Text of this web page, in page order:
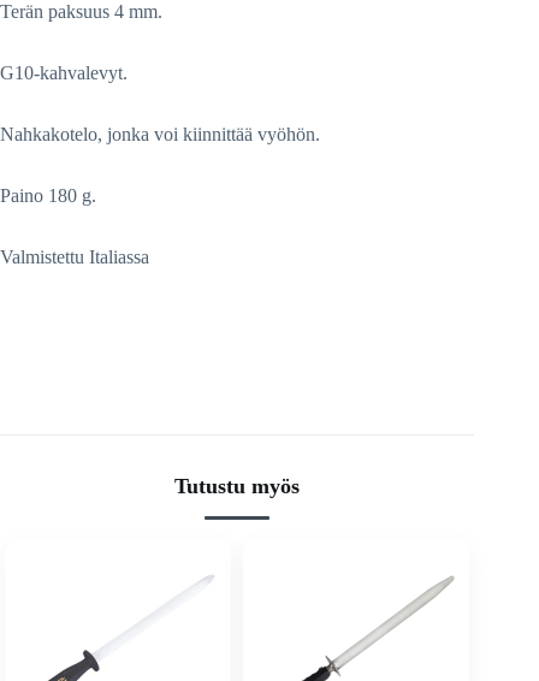
Terän paksuus 4 mm.
G10-kahvalevyt.
Nahkakotelo, jonka voi kiinnittää vyöhön.
Paino 180 g.
Valmistettu Italiassa
Tutustu myös